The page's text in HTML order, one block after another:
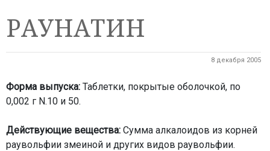
РАУНАТИН
8 декабря 2005
Форма выпуска: Таблетки, покрытые оболочкой, по
0,002 г N.10 и 50.
Действующие вещества: Сумма алкалоидов из корней
раувольфии змеиной и других видов раувольфии.